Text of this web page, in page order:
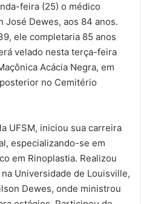
feira (25) o médico
Dewes, aos 84 anos.
ele completaria 85 anos
velado nesta terça-feira
Acácia Negra, em
no Cemitério
UFSM, iniciou sua carreira
especializando-se em
em Rinoplastia. Realizou
Universidade de Louisville,
Dewes, onde ministrou